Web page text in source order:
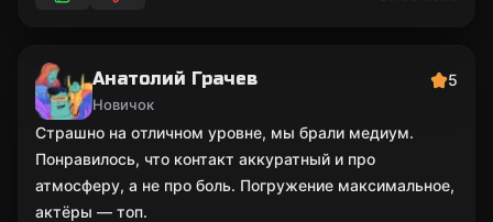
Анатолий Грачев
Новичок
5
Страшно на отличном уровне, мы брали медиум.
Понравилось, что контакт аккуратный и про
атмосферу, а не про боль. Погружение максимальное,
актёры — топ.